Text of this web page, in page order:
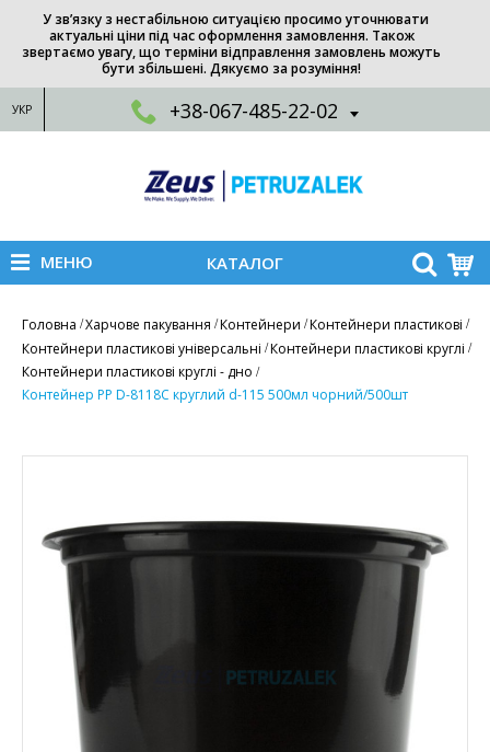
У зв’язку з нестабільною ситуацією просимо уточнювати
актуальні ціни під час оформлення замовлення. Також
звертаємо увагу, що терміни відправлення замовлень можуть
бути збільшені. Дякуємо за розуміння!
УКР +38-067-485-22-02
МЕНЮ КАТАЛОГ
Головна Харчове пакування Контейнери Контейнери пластикові
Контейнери пластикові універсальні Контейнери пластикові круглі
Контейнери пластикові круглі - дно
Контейнер PP D-8118C круглий d-115 500мл чорний/500шт